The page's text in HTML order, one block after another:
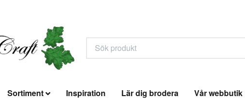
Sortiment Inspiration Lär dig brodera Vår webbutik